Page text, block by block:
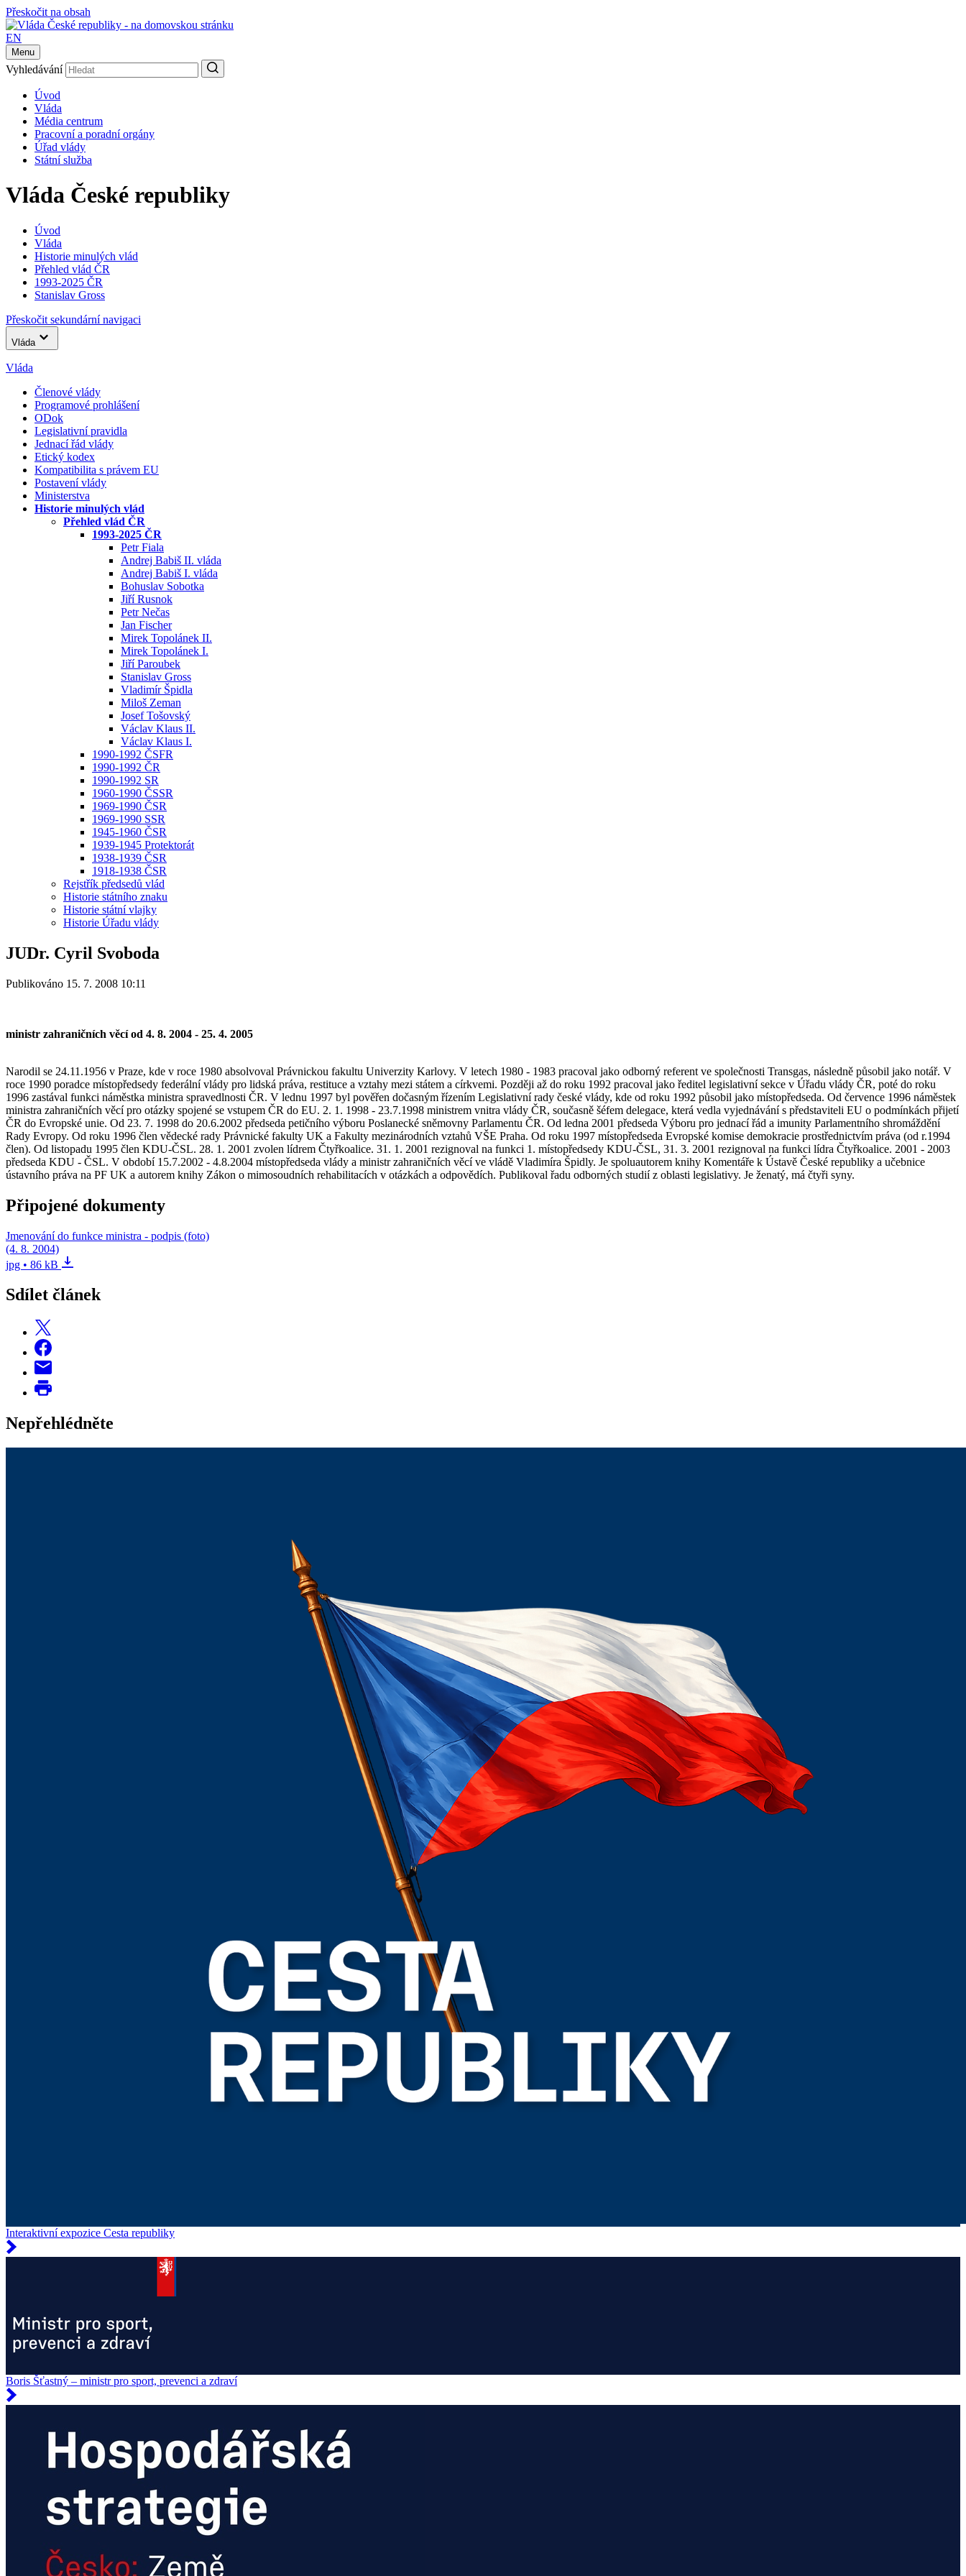
Přeskočit na obsah
EN
Menu
Vyhledávání
Úvod
Vláda
Média centrum
Pracovní a poradní orgány
Úřad vlády
Státní služba
Vláda České republiky
Úvod
Vláda
Historie minulých vlád
Přehled vlád ČR
1993-2025 ČR
Stanislav Gross
Přeskočit sekundární navigaci
Vláda
Vláda
Členové vlády
Programové prohlášení
ODok
Legislativní pravidla
Jednací řád vlády
Etický kodex
Kompatibilita s právem EU
Postavení vlády
Ministerstva
Historie minulých vlád
Přehled vlád ČR
1993-2025 ČR
Petr Fiala
Andrej Babiš II. vláda
Andrej Babiš I. vláda
Bohuslav Sobotka
Jiří Rusnok
Petr Nečas
Jan Fischer
Mirek Topolánek II.
Mirek Topolánek I.
Jiří Paroubek
Stanislav Gross
Vladimír Špidla
Miloš Zeman
Josef Tošovský
Václav Klaus II.
Václav Klaus I.
1990-1992 ČSFR
1990-1992 ČR
1990-1992 SR
1960-1990 ČSSR
1969-1990 ČSR
1969-1990 SSR
1945-1960 ČSR
1939-1945 Protektorát
1938-1939 ČSR
1918-1938 ČSR
Rejstřík předsedů vlád
Historie státního znaku
Historie státní vlajky
Historie Úřadu vlády
JUDr. Cyril Svoboda
Publikováno 15. 7. 2008 10:11
ministr zahraničních věcí od 4. 8. 2004 - 25. 4. 2005
Narodil se 24.11.1956 v Praze, kde v roce 1980 absolvoval Právnickou fakultu Univerzity Karlovy. V letech 1980 - 1983 pracoval jako odborný referent ve společnosti Transgas, následně působil jako notář. V
roce 1990 poradce místopředsedy federální vlády pro lidská práva, restituce a vztahy mezi státem a církvemi. Později až do roku 1992 pracoval jako ředitel legislativní sekce v Úřadu vlády ČR, poté do roku
1996 zastával funkci náměstka ministra spravedlnosti ČR. V lednu 1997 byl pověřen dočasným řízením Legislativní rady české vlády, kde od roku 1992 působil jako místopředseda. Od července 1996 náměstek
ministra zahraničních věcí pro otázky spojené se vstupem ČR do EU. 2. 1. 1998 - 23.7.1998 ministrem vnitra vlády ČR, současně šéfem delegace, která vedla vyjednávání s představiteli EU o podmínkách přijetí
ČR do Evropské unie. Od 23. 7. 1998 do 20.6.2002 předseda petičního výboru Poslanecké sněmovny Parlamentu ČR. Od ledna 2001 předseda Výboru pro jednací řád a imunity Parlamentního shromáždění
Rady Evropy. Od roku 1996 člen vědecké rady Právnické fakulty UK a Fakulty mezinárodních vztahů VŠE Praha. Od roku 1997 místopředseda Evropské komise demokracie prostřednictvím práva (od r.1994
člen). Od listopadu 1995 člen KDU-ČSL. 28. 1. 2001 zvolen lídrem Čtyřkoalice. 31. 1. 2001 rezignoval na funkci 1. místopředsedy KDU-ČSL, 31. 3. 2001 rezignoval na funkci lídra Čtyřkoalice. 2001 - 2003
předseda KDU - ČSL. V období 15.7.2002 - 4.8.2004 místopředseda vlády a ministr zahraničních věcí ve vládě Vladimíra Špidly. Je spoluautorem knihy Komentáře k Ústavě České republiky a učebnice
ústavního práva na PF UK a autorem knihy Zákon o mimosoudních rehabilitacích v otázkách a odpovědích. Publikoval řadu odborných studií z oblasti legislativy. Je ženatý, má čtyři syny.
Připojené dokumenty
Jmenování do funkce ministra - podpis (foto)
(4. 8. 2004)
jpg • 86 kB
Sdílet článek
Nepřehlédněte
Interaktivní expozice Cesta republiky
Boris Šťastný – ministr pro sport, prevenci a zdraví